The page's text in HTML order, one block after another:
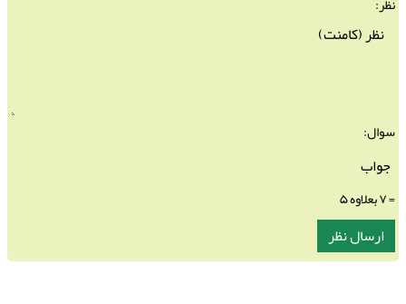
سوال: